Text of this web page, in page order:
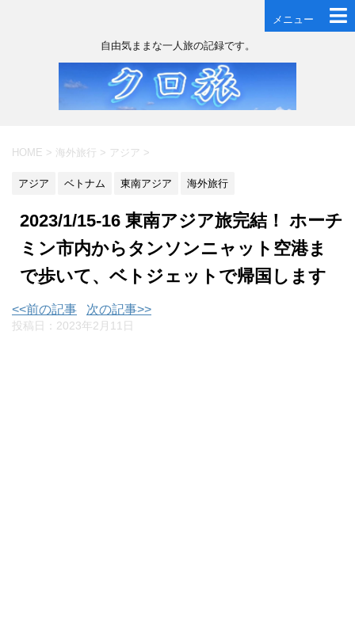
メニュー
自由気ままな一人旅の記録です。
HOME > 海外旅行 > アジア >
アジア ベトナム 東南アジア 海外旅行
2023/1/15-16 東南アジア旅完結！ ホーチ
ミン市内からタンソンニャット空港ま
で歩いて、ベトジェットで帰国します
<<前の記事 次の記事>>
投稿日： 2023年2月11日